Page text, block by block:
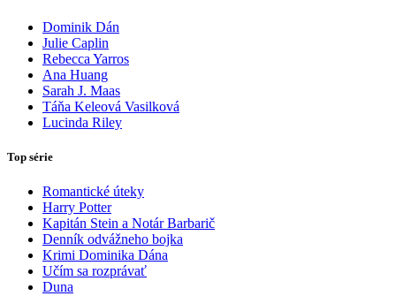
Dominik Dán
Julie Caplin
Rebecca Yarros
Ana Huang
Sarah J. Maas
Táňa Keleová Vasilková
Lucinda Riley
Top série
Romantické úteky
Harry Potter
Kapitán Stein a Notár Barbarič
Denník odvážneho bojka
Krimi Dominika Dána
Učím sa rozprávať
Duna